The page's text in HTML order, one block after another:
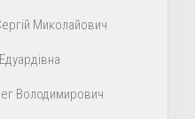
Миколайович
Володимирович